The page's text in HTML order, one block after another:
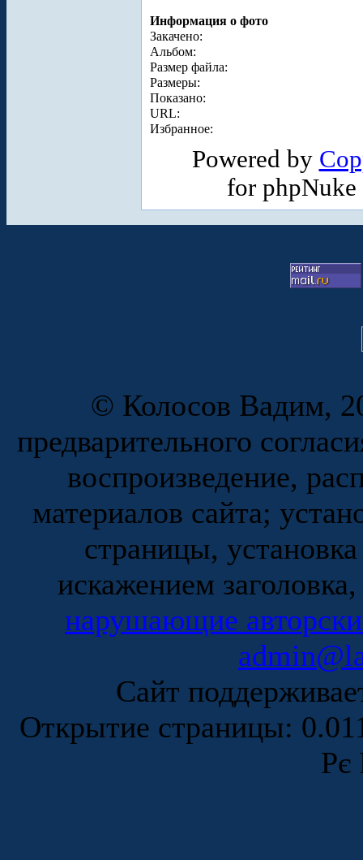
Информация о фото
Закачено:
Альбом:
Размер файла:
Размеры:
Показано:
URL:
Избранное:
Powered by
for
© Колосов Вадим,
предварительного
воспроизведение,
материалов сайта;
страницы,
искажением
нарушающие
Сайт
Открытие страницы:
Рє